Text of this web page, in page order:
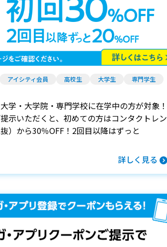
アイシティ会員 高校生 大学生
専門学生
学・大学院・専門学校に在学中の方が対象！
示いただくと、初めての方はコンタクトレン
）から30％OFF！2回目以降はずっと
詳しく見る